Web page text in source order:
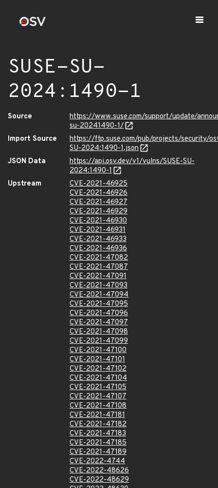
SUSE-SU-
2024:1490-1
Source
https://www.suse.com/support/update/
su-20241490-1/
Import Source
https://ftp.suse.com/pub/projects/security/
SU-2024:1490-1.json
JSON Data
https://api.osv.dev/v1/vulns/SUSE-SU-
2024:1490-1
Upstream
CVE-2021-46925
CVE-2021-46926
CVE-2021-46927
CVE-2021-46929
CVE-2021-46930
CVE-2021-46931
CVE-2021-46933
CVE-2021-46936
CVE-2021-47082
CVE-2021-47087
CVE-2021-47091
CVE-2021-47093
CVE-2021-47094
CVE-2021-47095
CVE-2021-47096
CVE-2021-47097
CVE-2021-47098
CVE-2021-47099
CVE-2021-47100
CVE-2021-47101
CVE-2021-47102
CVE-2021-47104
CVE-2021-47105
CVE-2021-47107
CVE-2021-47108
CVE-2021-47181
CVE-2021-47182
CVE-2021-47183
CVE-2021-47185
CVE-2021-47189
CVE-2022-4744
CVE-2022-48626
CVE-2022-48629